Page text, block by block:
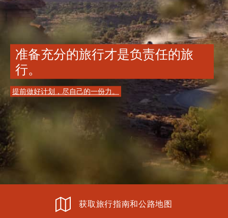
准备充分的旅行才是负责任的旅
行。
提前做好计划，尽自己的一份力。
获取旅行指南和公路地图